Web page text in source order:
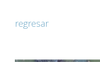
regresar